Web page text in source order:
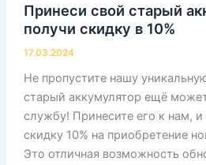
Принеси свой старый
получи скидку в 10%
17.03.2024
Не пропустите нашу
старый аккумулятор ещё
службу! Принесите его к нам,
скидку 10% на приобретение
Это отличная возможность